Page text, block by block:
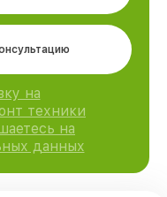
на
техники
на
данных